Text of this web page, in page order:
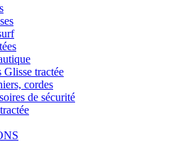
Glisse tractée
cordes
de sécurité